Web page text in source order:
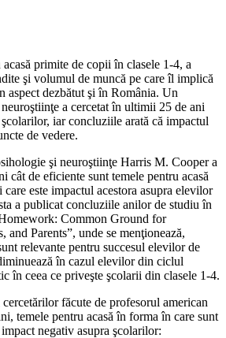
primite de copii în clasele 1-4, a
şi volumul de muncă pe care îl implică
aspect dezbătut şi în România. Un
a cercetat în ultimii 25 de ani
iar concluziile arată că impactul
de vedere.
şi neuroştiinţe Harris M. Cooper a
cât de eficiente sunt temele pentru acasă
este impactul acestora asupra elevilor
a publicat concluziile anilor de studiu în
Common Ground for
and Parents”, unde se menţionează,
relevante pentru succesul elevilor de
în cazul elevilor din ciclul
în ceea ce priveşte şcolarii din clasele 1-4.
făcute de profesorul american
temele pentru acasă în forma în care sunt
negativ asupra şcolarilor: